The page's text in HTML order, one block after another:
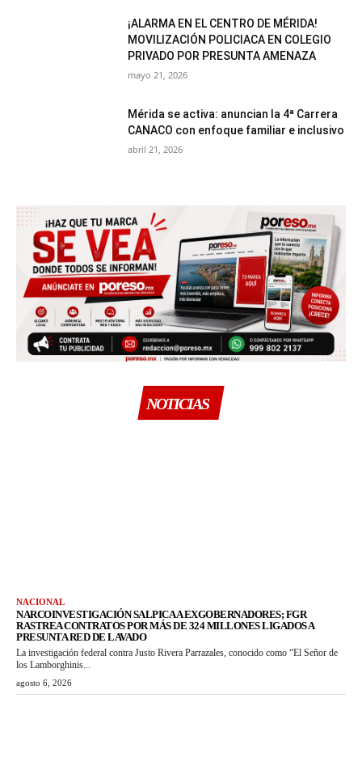
¡ALARMA EN EL CENTRO DE MÉRIDA!
MOVILIZACIÓN POLICIACA EN COLEGIO
PRIVADO POR PRESUNTA AMENAZA
mayo 21, 2026
Mérida se activa: anuncian la 4ª Carrera
CANACO con enfoque familiar e inclusivo
abril 21, 2026
NOTICIAS
NACIONAL
NARCOINVESTIGACIÓN SALPICA A EXGOBERNADORES; FGR
RASTREA CONTRATOS POR MÁS DE 324 MILLONES LIGADOS A
PRESUNTA RED DE LAVADO
La investigación federal contra Justo Rivera Parrazales, conocido como “El Señor de
los Lamborghinis...
agosto 6, 2026